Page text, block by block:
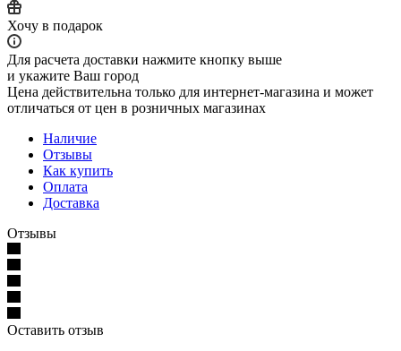
Хочу в подарок
Для расчета доставки нажмите кнопку выше
и укажите Ваш город
Цена действительна только для интернет-магазина и может
отличаться от цен в розничных магазинах
Наличие
Отзывы
Как купить
Оплата
Доставка
Отзывы
Оставить отзыв